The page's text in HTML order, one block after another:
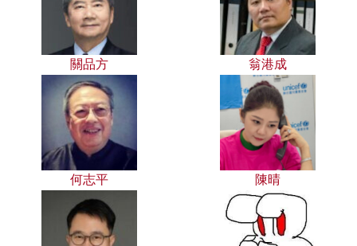
關品方 翁港成
何志平 陳晴